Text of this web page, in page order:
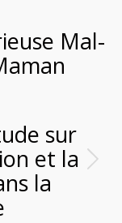
Mal-
sur
et la
la